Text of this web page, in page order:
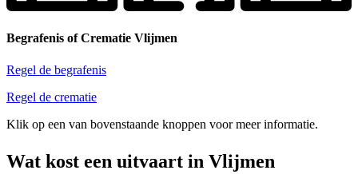
Begrafenis of Crematie Vlijmen
Regel de begrafenis
Regel de crematie
Klik op een van bovenstaande knoppen voor meer informatie.
Wat kost een uitvaart in Vlijmen